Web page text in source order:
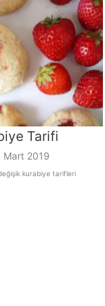
Tarifi
Mart 2019
kurabiye tarifleri